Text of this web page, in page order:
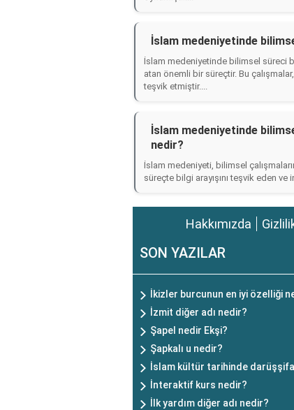
İslam medeniyetinde
İslam medeniyetinde bilimsel süreci
atan önemli bir süreçtir. Bu
teşvik etmiştir....
İslam medeniyetinde
nedir?
İslam medeniyeti, bilimsel
süreçte bilgi arayışını teşvik eden
Hakkımızda
SON YAZILAR
İkizler burcunun en iyi özelliği
İzmit diğer adı nedir?
Şapel nedir Ekşi?
Şapkalı u nedir?
İslam kültür tarihinde
İnteraktif kurs nedir?
İlk yardım diğer adı nedir?